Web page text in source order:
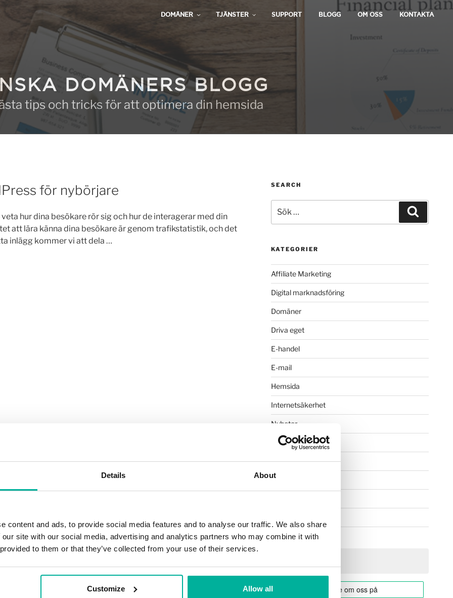
Details About
content and ads, to provide social media features and to analyse our traffic. We also share
site with our social media, advertising and analytics partners who may combine it with
to them or that they’ve collected from your use of their services.
Customize Allow all
DOMÄNERS BLOGG
tips och tricks för att optimera din hemsida
DOMÄNER TJÄNSTER SUPPORT BLOGG OM OSS KONTAKTA
för nybörjare
hur dina besökare rör sig och hur de interagerar med din
att lära känna dina besökare är genom trafikstatistik, och det
inlägg kommer vi att dela …
SEARCH
efter:
KATEGORIER
Affiliate Marketing
Digital marknadsföring
Domäner
Driva eget
E-handel
E-mail
Hemsida
Internetsäkerhet
Nyheter
Öka försäljning
Rekommendationer
Självhjälp